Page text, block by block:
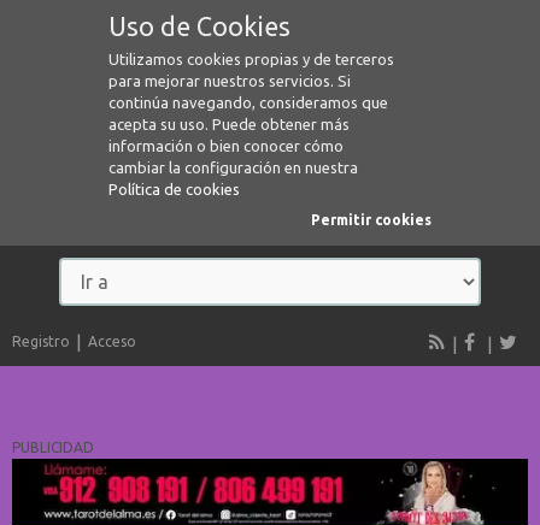
Uso de Cookies
Utilizamos cookies propias y de terceros
para mejorar nuestros servicios. Si
continúa navegando, consideramos que
acepta su uso. Puede obtener más
información o bien conocer cómo
cambiar la configuración en nuestra
Política de cookies
Permitir cookies
Registro Acceso
PUBLICIDAD